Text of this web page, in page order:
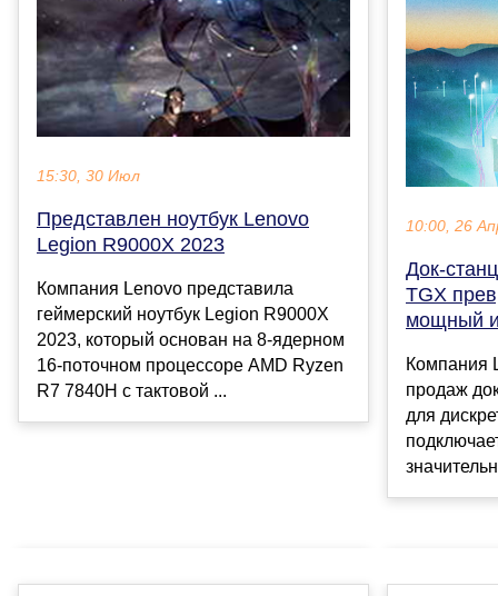
15:30, 30 Июл
Представлен ноутбук Lenovo
Legion R9000X 2023
Компания Lenovo представила
геймерский ноутбук Legion R9000X
2023, который основан на 8-ядерном
16-поточном процессоре AMD Ryzen
R7 7840H с тактовой ...
10:00, 26
Док-
TGX
мощный
Компания
продаж
для